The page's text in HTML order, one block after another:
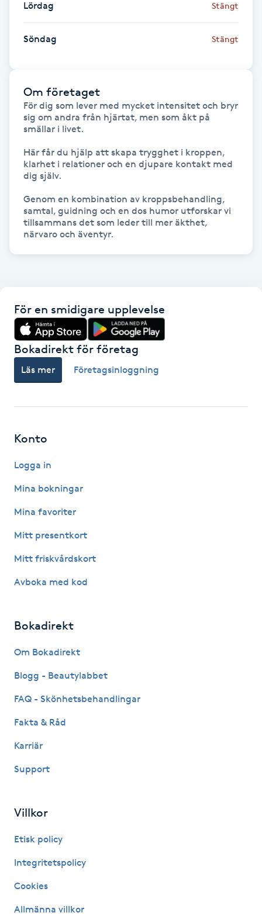
Hyaluronsyra
Hypnos
Hårbottenbehandling
Hårförlängning
Hälsprickor
Idrottsmassage
Katun fransar
Kinesiologi
Kiropraktik
Klangmassage
Klippning
Klippning & Slingor
Koppningsmassage
Lördag Stängt
Söndag Stängt
Om företaget
För dig som lever med mycket intensitet och bryr
sig om andra från hjärtat, men som åkt på
smällar i livet.
Här får du hjälp att skapa trygghet i kroppen,
klarhet i relationer och en djupare kontakt med
dig själv.
Genom en kombination av kroppsbehandling,
samtal, guidning och en dos humor utforskar vi
tillsammans det som leder till mer äkthet,
närvaro och äventyr.
För en smidigare upplevelse
Bokadirekt för företag
Läs mer Företagsinloggning
Konto
Logga in
Mina bokningar
Mina favoriter
Mitt presentkort
Mitt friskvårdskort
Avboka med kod
Bokadirekt
Om Bokadirekt
Blogg - Beautylabbet
FAQ - Skönhetsbehandlingar
Fakta & Råd
Karriär
Support
Villkor
Etisk policy
Integritetspolicy
Cookies
Allmänna villkor